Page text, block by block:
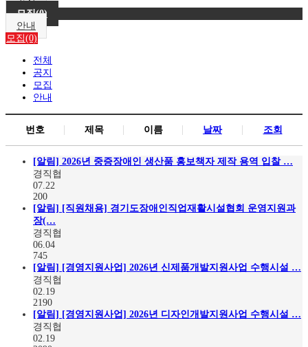
모집(0)
안내
모집(0)
전체
공지
모집
안내
번호 제목 이름 날짜 조회
[알림] 2026년 중증장애인 생산품 홍보책자 제작 용역 입찰 …
경직협
07.22
200
[알림] [직원채용] 경기도장애인직업재활시설협회 운영지원과
장(…
경직협
06.04
745
[알림] [경영지원사업] 2026년 신제품개발지원사업 수행시설 …
경직협
02.19
2190
[알림] [경영지원사업] 2026년 디자인개발지원사업 수행시설 …
경직협
02.19